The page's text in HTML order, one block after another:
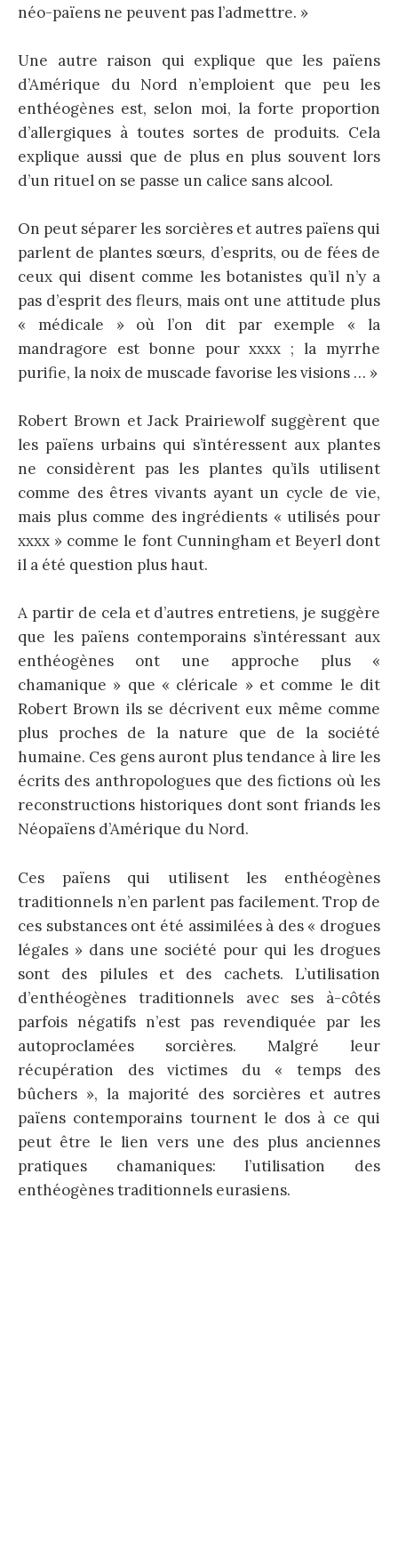
néo-païens ne peuvent pas l’admettre. »
Une autre raison qui explique que les païens
d’Amérique du Nord n’emploient que peu les
enthéogènes est, selon moi, la forte proportion
d’allergiques à toutes sortes de produits. Cela
explique aussi que de plus en plus souvent lors
d’un rituel on se passe un calice sans alcool.
On peut séparer les sorcières et autres païens qui
parlent de plantes sœurs, d’esprits, ou de fées de
ceux qui disent comme les botanistes qu’il n’y a
pas d’esprit des fleurs, mais ont une attitude plus
« médicale » où l’on dit par exemple « la
mandragore est bonne pour xxxx ; la myrrhe
purifie, la noix de muscade favorise les visions … »
Robert Brown et Jack Prairiewolf suggèrent que
les païens urbains qui s’intéressent aux plantes
ne considèrent pas les plantes qu’ils utilisent
comme des êtres vivants ayant un cycle de vie,
mais plus comme des ingrédients « utilisés pour
xxxx » comme le font Cunningham et Beyerl dont
il a été question plus haut.
A partir de cela et d’autres entretiens, je suggère
que les païens contemporains s’intéressant aux
enthéogènes ont une approche plus «
chamanique » que « cléricale » et comme le dit
Robert Brown ils se décrivent eux même comme
plus proches de la nature que de la société
humaine. Ces gens auront plus tendance à lire les
écrits des anthropologues que des fictions où les
reconstructions historiques dont sont friands les
Néopaïens d’Amérique du Nord.
Ces païens qui utilisent les enthéogènes
traditionnels n’en parlent pas facilement. Trop de
ces substances ont été assimilées à des « drogues
légales » dans une société pour qui les drogues
sont des pilules et des cachets. L’utilisation
d’enthéogènes traditionnels avec ses à-côtés
parfois négatifs n’est pas revendiquée par les
autoproclamées sorcières. Malgré leur
récupération des victimes du « temps des
bûchers », la majorité des sorcières et autres
païens contemporains tournent le dos à ce qui
peut être le lien vers une des plus anciennes
pratiques chamaniques: l’utilisation des
enthéogènes traditionnels eurasiens.